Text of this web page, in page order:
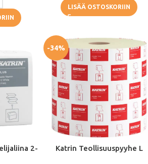
LISÄÄ OSTOSKORIIN
2-
-34%
Katrin Teollisuuspyyhe L